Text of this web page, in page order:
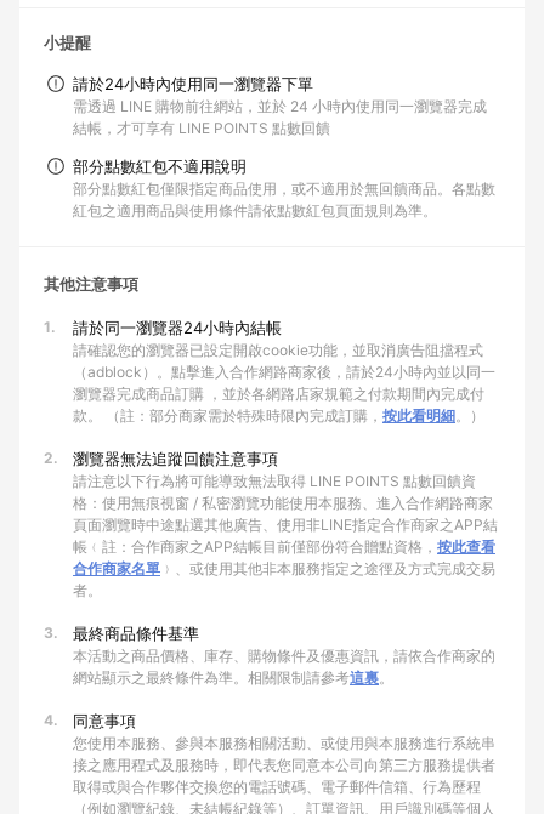
小提醒
請於24小時內使用同一瀏覽器下單
需透過 LINE 購物前往網站，並於 24 小時內使用同一瀏覽器完成
結帳，才可享有 LINE POINTS 點數回饋
部分點數紅包不適用說明
部分點數紅包僅限指定商品使用，或不適用於無回饋商品。各點數
紅包之適用商品與使用條件請依點數紅包頁面規則為準。
其他注意事項
1. 請於同一瀏覽器24小時內結帳
請確認您的瀏覽器已設定開啟cookie功能，並取消廣告阻擋程式
（adblock）。點擊進入合作網路商家後，請於24小時內並以同一
瀏覽器完成商品訂購 ，並於各網路店家規範之付款期間內完成付
款。 （註：部分商家需於特殊時限內完成訂購， 按此看明細。）
2. 瀏覽器無法追蹤回饋注意事項
請注意以下行為將可能導致無法取得 LINE POINTS 點數回饋資
格：使用無痕視窗 / 私密瀏覽功能使用本服務、進入合作網路商家
頁面瀏覽時中途點選其他廣告、使用非LINE指定合作商家之APP結
帳﹙註：合作商家之APP結帳目前僅部份符合贈點資格， 按此查看
合作商家名單 ﹚、或使用其他非本服務指定之途徑及方式完成交易
者。
3. 最終商品條件基準
本活動之商品價格、庫存、購物條件及優惠資訊，請依合作商家的
網站顯示之最終條件為準。相關限制請參考這裏。
4. 同意事項
您使用本服務、參與本服務相關活動、或使用與本服務進行系統串
接之應用程式及服務時，即代表您同意本公司向第三方服務提供者
取得或與合作夥伴交換您的電話號碼、電子郵件信箱、行為歷程
（例如瀏覽紀錄、未結帳紀錄等）、訂單資訊、用戶識別碼等個人